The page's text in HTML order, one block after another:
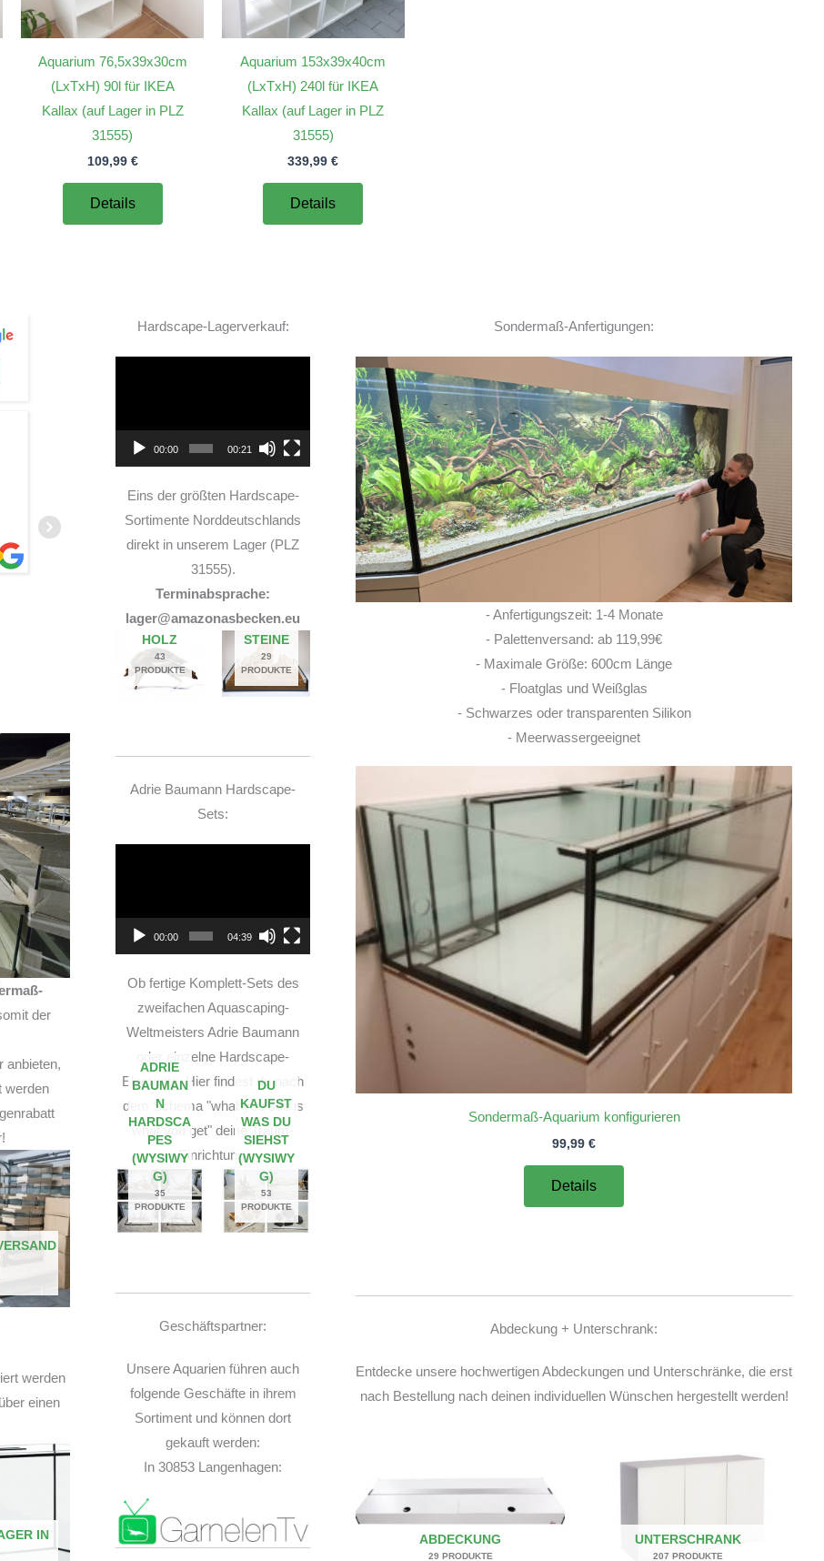
Aquarium 76,5x39x30cm
(LxTxH) 90l für IKEA
Kallax (auf Lager in PLZ
31555)
109,99 €
Details
Aquarium 153x39x40cm
(LxTxH) 240l für IKEA
Kallax (auf Lager in PLZ
31555)
339,99€
Details
TOP Hardscape im Laden
und sehr nette Beratung! Ich bin super Glücklich
A
14. JUNI 2026
Ich habe vor einem Jahr zwei
Rochen hier erworben. Von Anfang bis Ende
habe ich eine super kompetente und ehrliche
Beratung erhalten! Auch im Nachgang bei
Fragen, habe ich immer
... MEHR
LISA ROHRLACHE
10. JUNI 2026
der
anbieten,
werden
werden
einen
IN
Hardscape-Lagerverkauf:
00:00 00:21
Eins der größten Hardscape-
Sortimente Norddeutschlands
direkt in unserem Lager (PLZ
31555).
Terminabsprache:
lager@amazonasbecken.eu
HOLZ
43
PRODUKTE
STEINE
29
PRODUKTE
Adrie Baumann Hardscape-
Sets:
00:00 04:39
Ob fertige Komplett-Sets des
zweifachen Aquascaping-
Weltmeisters Adrie Baumann
oder einzelne Hardscape-
Elemente. Hier findest du nach
dem Schema "what you see is
what you get" deine Traum-
Einrichtung.
ADRIE
BAUMAN
N
HARDSCA
PES
(WYSIWY
G)
35
PRODUKTE
DU
KAUFST
WAS DU
SIEHST
(WYSIWY
G)
53
PRODUKTE
Geschäftspartner:
Unsere Aquarien führen auch
folgende Geschäfte in ihrem
Sortiment und können dort
gekauft werden:
In 30853 Langenhagen:
Sondermaß-Anfertigungen:
- Anfertigungszeit: 1-4 Monate
- Palettenversand: ab 119,99€
- Maximale Größe: 600cm Länge
- Floatglas und Weißglas
- Schwarzes oder transparenten Silikon
- Meerwassergeeignet
Sondermaß-Aquarium konfigurieren
99,99 €
Details
Abdeckung + Unterschrank:
Entdecke unsere hochwertigen Abdeckungen und Unterschränke, die erst
nach Bestellung nach deinen individuellen Wünschen hergestellt werden!
ABDECKUNG
29 PRODUKTE
UNTERSCHRANK
207 PRODUKTE